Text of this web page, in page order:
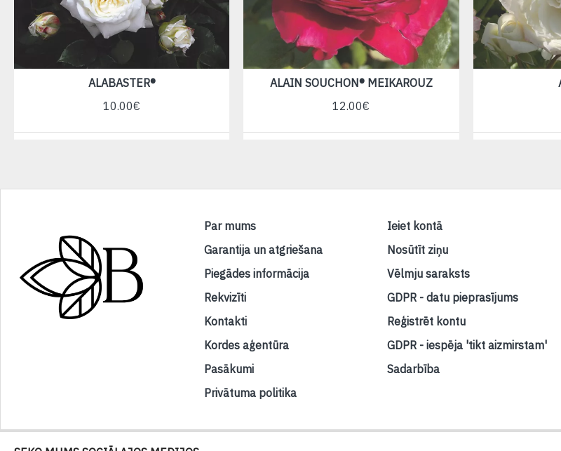
ALABASTER®
10.00€
ALAIN SOUCHON® MEIKAROUZ
12.00€
Par mums
Garantija un atgriešana
Piegādes informācija
Rekvizīti
Kontakti
Kordes aģentūra
Pasākumi
Privātuma politika
Ieiet kontā
Nosūtīt ziņu
Vēlmju saraksts
GDPR - datu pieprasījums
Reģistrēt kontu
GDPR - iespēja 'tikt aizmirstam'
Sadarbība